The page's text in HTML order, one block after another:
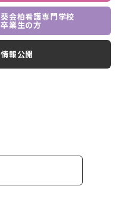
葵会柏看護専門学校
卒業生の方
情報公開